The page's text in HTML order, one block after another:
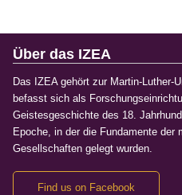
Über das IZEA
Das IZEA gehört zur Martin-Luther-
befasst sich als
Geistesgeschichte des 18.
Epoche, in der die Fundamente der
Gesellschaften gelegt wurden.
Find us on Facebook